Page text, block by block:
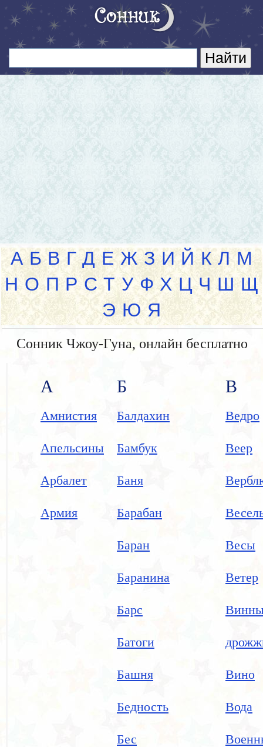
А Б В Г Д Е Ж З И Й К Л М
Н О П Р С Т У Ф Х Ц Ч Ш Щ
Э Ю Я
Сонник Чжоу-Гуна, онлайн бесплатно
А
Амнистия
Апельсины
Арбалет
Армия
Б
Балдахин
Бамбук
Баня
Барабан
Баран
Баранина
Барс
Батоги
Башня
Бедность
Бес
В
Ведро
Веер
Весы
Ветер
Вино
Вода